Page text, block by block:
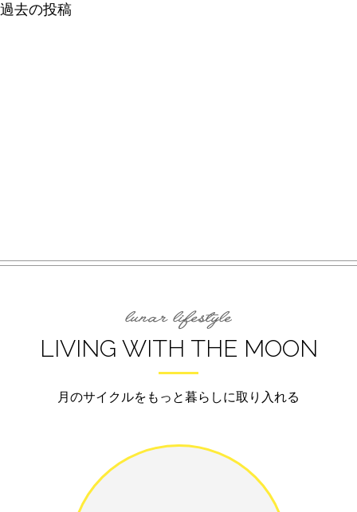
投
過去の投稿
LIVING WITH THE MOON
月のサイクルをもっと暮らしに取り入れる